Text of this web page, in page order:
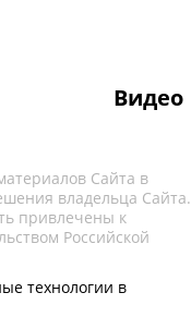
Видео
Сайта в
владельца Сайта.
привлечены к
Российской
технологии в